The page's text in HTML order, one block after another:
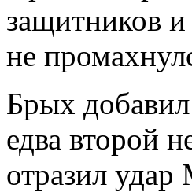
защитников
не
Брых
едва второй
отразил